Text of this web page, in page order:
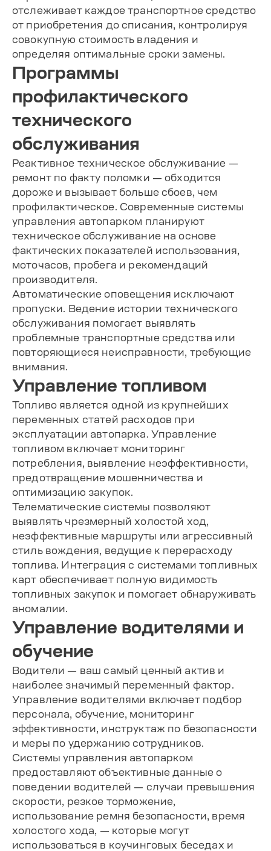
отслеживает каждое транспортное средство
от приобретения до списания, контролируя
совокупную стоимость владения и
определяя оптимальные сроки замены.
Программы
профилактического
технического
обслуживания
Реактивное техническое обслуживание —
ремонт по факту поломки — обходится
дороже и вызывает больше сбоев, чем
профилактическое. Современные системы
управления автопарком планируют
техническое обслуживание на основе
фактических показателей использования,
моточасов, пробега и рекомендаций
производителя.
Автоматические оповещения исключают
пропуски. Ведение истории технического
обслуживания помогает выявлять
проблемные транспортные средства или
повторяющиеся неисправности, требующие
внимания.
Управление топливом
Топливо является одной из крупнейших
переменных статей расходов при
эксплуатации автопарка. Управление
топливом включает мониторинг
потребления, выявление неэффективности,
предотвращение мошенничества и
оптимизацию закупок.
Телематические системы позволяют
выявлять чрезмерный холостой ход,
неэффективные маршруты или агрессивный
стиль вождения, ведущие к перерасходу
топлива. Интеграция с системами топливных
карт обеспечивает полную видимость
топливных закупок и помогает обнаруживать
аномалии.
Управление водителями и
обучение
Водители — ваш самый ценный актив и
наиболее значимый переменный фактор.
Управление водителями включает подбор
персонала, обучение, мониторинг
эффективности, инструктаж по безопасности
и меры по удержанию сотрудников.
Системы управления автопарком
предоставляют объективные данные о
поведении водителей — случаи превышения
скорости, резкое торможение,
использование ремня безопасности, время
холостого хода, — которые могут
использоваться в коучинговых беседах и